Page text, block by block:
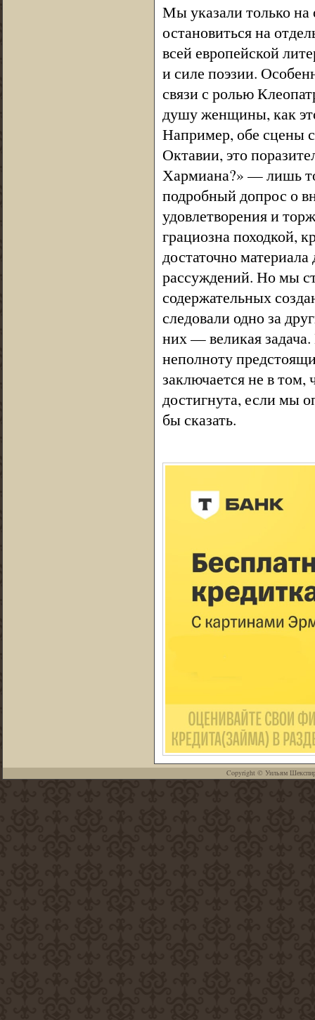
Мы указали только
остановиться на
всей европейской
и силе поэзии.
связи с ролью
душу женщины, как
Например, обе сцены
Октавии, это
Хармиана?» — лишь
подробный допрос о
удовлетворения и
грациозна походкой,
достаточно
рассуждений. Но мы
содержательных
следовали одно за
них — великая задача.
неполноту
заключается не в том,
достигнута, если мы
бы сказать.
Copyright © Уильям